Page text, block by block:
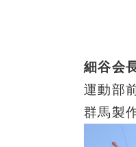
細谷会
運動部
群馬製